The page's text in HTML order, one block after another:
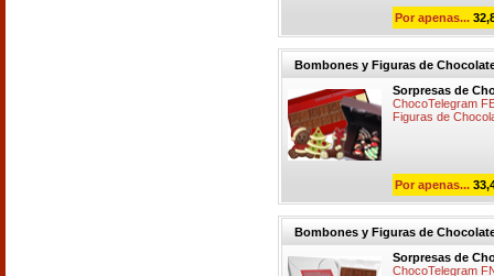
Por apenas...
Bombones y Figuras de
Sorpresas de
ChocoTelegram
Figuras de
Por apenas...
Bombones y Figuras de
Sorpresas de
ChocoTelegram